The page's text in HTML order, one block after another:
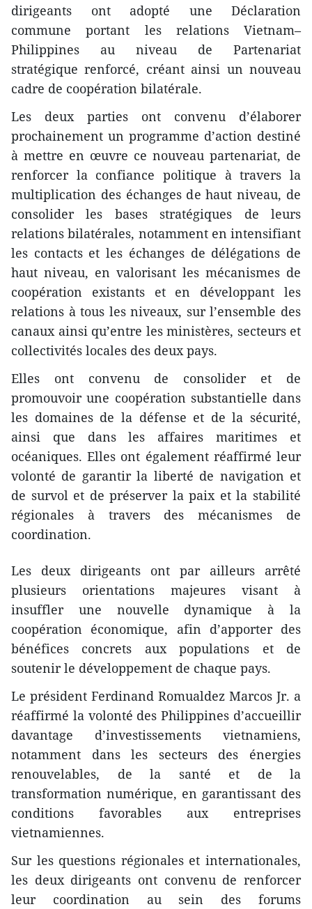
dirigeants ont adopté une Déclaration
commune portant les relations Vietnam–
Philippines au niveau de Partenariat
stratégique renforcé, créant ainsi un nouveau
cadre de coopération bilatérale.
Les deux parties ont convenu d’élaborer
prochainement un programme d’action destiné
à mettre en œuvre ce nouveau partenariat, de
renforcer la confiance politique à travers la
multiplication des échanges de haut niveau, de
consolider les bases stratégiques de leurs
relations bilatérales, notamment en intensifiant
les contacts et les échanges de délégations de
haut niveau, en valorisant les mécanismes de
coopération existants et en développant les
relations à tous les niveaux, sur l’ensemble des
canaux ainsi qu’entre les ministères, secteurs et
collectivités locales des deux pays.
Elles ont convenu de consolider et de
promouvoir une coopération substantielle dans
les domaines de la défense et de la sécurité,
ainsi que dans les affaires maritimes et
océaniques. Elles ont également réaffirmé leur
volonté de garantir la liberté de navigation et
de survol et de préserver la paix et la stabilité
régionales à travers des mécanismes de
coordination.
Les deux dirigeants ont par ailleurs arrêté
plusieurs orientations majeures visant à
insuffler une nouvelle dynamique à la
coopération économique, afin d’apporter des
bénéfices concrets aux populations et de
soutenir le développement de chaque pays.
Le président Ferdinand Romualdez Marcos Jr. a
réaffirmé la volonté des Philippines d’accueillir
davantage d’investissements vietnamiens,
notamment dans les secteurs des énergies
renouvelables, de la santé et de la
transformation numérique, en garantissant des
conditions favorables aux entreprises
vietnamiennes.
Sur les questions régionales et internationales,
les deux dirigeants ont convenu de renforcer
leur coordination au sein des forums